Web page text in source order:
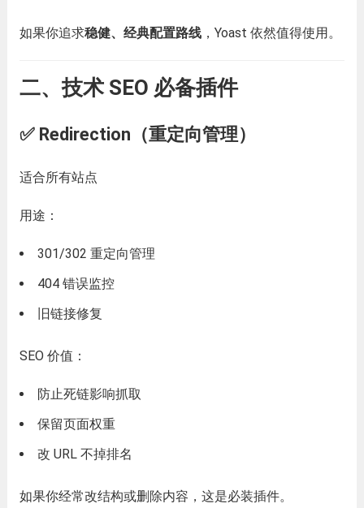
如果你追求稳健、经典配置路线，Yoast 依然值得使用。
二、技术 SEO 必备插件
✅ Redirection（重定向管理）
适合所有站点
用途：
301/302 重定向管理
404 错误监控
旧链接修复
SEO 价值：
防止死链影响抓取
保留页面权重
改 URL 不掉排名
如果你经常改结构或删除内容，这是必装插件。